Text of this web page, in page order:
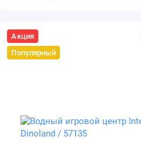
Акция
Популярный